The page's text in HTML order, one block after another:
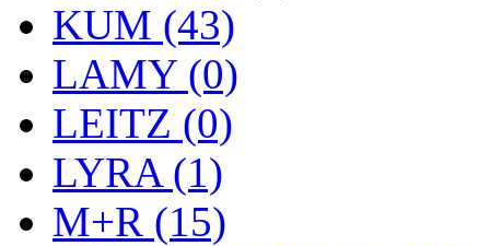
KUM (43)
LAMY (0)
LEITZ (0)
LYRA (1)
M+R (15)